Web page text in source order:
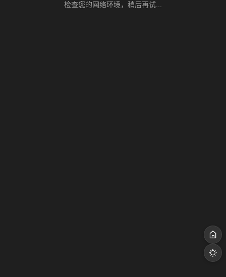
检查您的网络环境，稍后再试...